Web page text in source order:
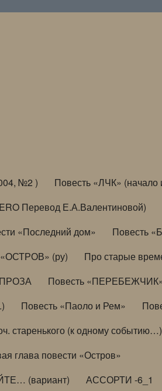
№2 ) Повесть «ЛЧК» (начало
Перевод Е.А.Валентиновой)
«Последний дом»
Повесть
(ру)
Про старые
ПРОЗА
Повесть
Повесть «Паоло и Рем»
старенького (к одному событию…)
глава повести «Остров»
(вариант) АССОРТИ -6_1